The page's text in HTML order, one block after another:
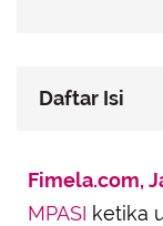
Daftar Isi
Tegak
Mampu
Fimela.com,
MPASI ketika